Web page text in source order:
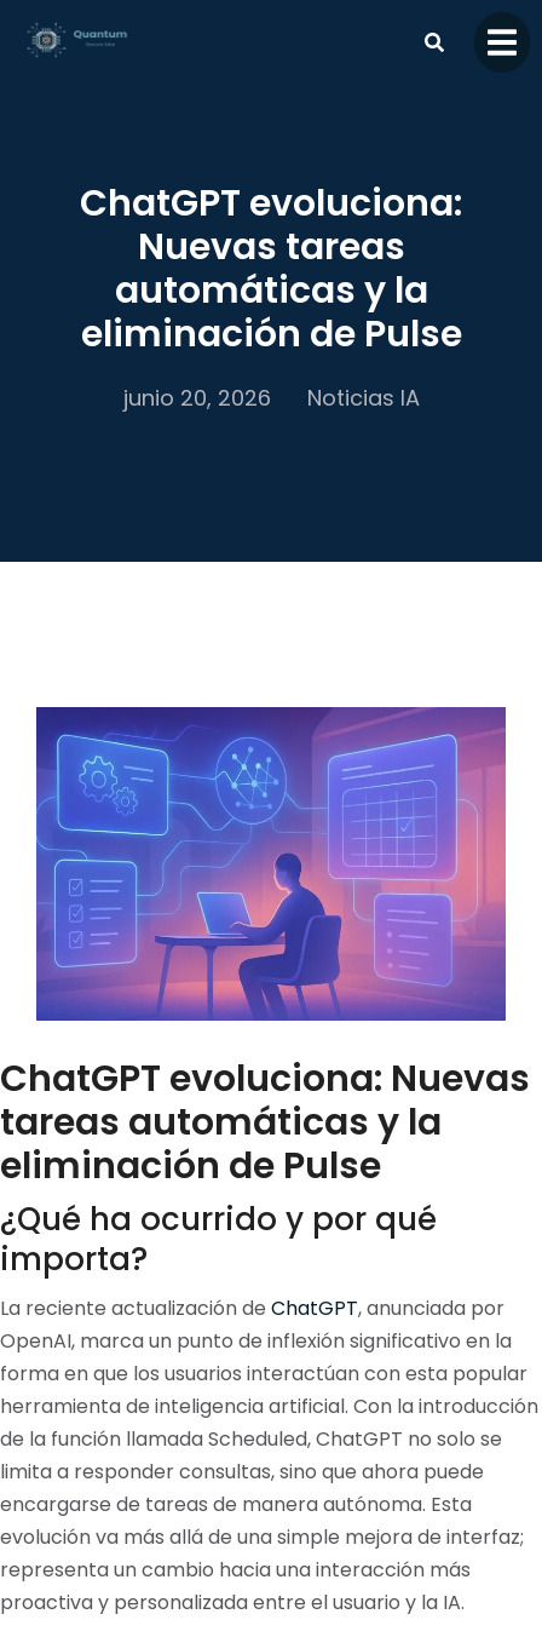
contenido
ChatGPT evoluciona:
Nuevas tareas
automáticas y la
eliminación de Pulse
junio 20, 2026 Noticias IA
ChatGPT evoluciona: Nuevas
tareas automáticas y la
eliminación de Pulse
¿Qué ha ocurrido y por qué
importa?
La reciente actualización de ChatGPT, anunciada por
OpenAI, marca un punto de inflexión significativo en la
forma en que los usuarios interactúan con esta popular
herramienta de inteligencia artificial. Con la introducción
de la función llamada Scheduled, ChatGPT no solo se
limita a responder consultas, sino que ahora puede
encargarse de tareas de manera autónoma. Esta
evolución va más allá de una simple mejora de interfaz;
representa un cambio hacia una interacción más
proactiva y personalizada entre el usuario y la IA.